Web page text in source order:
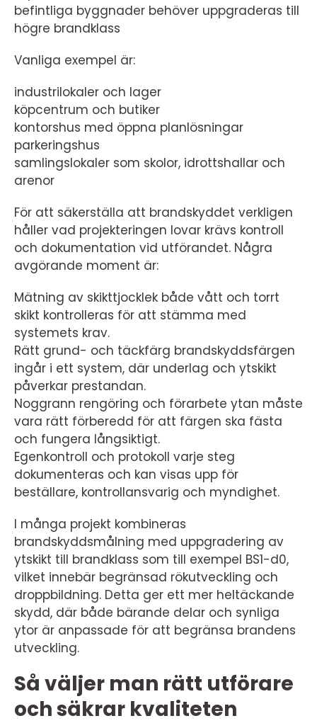
befintliga byggnader behöver uppgraderas till
högre brandklass
Vanliga exempel är:
industrilokaler och lager
köpcentrum och butiker
kontorshus med öppna planlösningar
parkeringshus
samlingslokaler som skolor, idrottshallar och
arenor
För att säkerställa att brandskyddet verkligen
håller vad projekteringen lovar krävs kontroll
och dokumentation vid utförandet. Några
avgörande moment är:
Mätning av skikttjocklek både vått och torrt
skikt kontrolleras för att stämma med
systemets krav.
Rätt grund- och täckfärg brandskyddsfärgen
ingår i ett system, där underlag och ytskikt
påverkar prestandan.
Noggrann rengöring och förarbete ytan måste
vara rätt förberedd för att färgen ska fästa
och fungera långsiktigt.
Egenkontroll och protokoll varje steg
dokumenteras och kan visas upp för
beställare, kontrollansvarig och myndighet.
I många projekt kombineras
brandskyddsmålning med uppgradering av
ytskikt till brandklass som till exempel BS1-d0,
vilket innebär begränsad rökutveckling och
droppbildning. Detta ger ett mer heltäckande
skydd, där både bärande delar och synliga
ytor är anpassade för att begränsa brandens
utveckling.
Så väljer man rätt utförare
och säkrar kvaliteten